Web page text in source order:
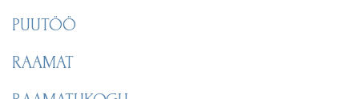
PUUTÖÖ
RAAMAT